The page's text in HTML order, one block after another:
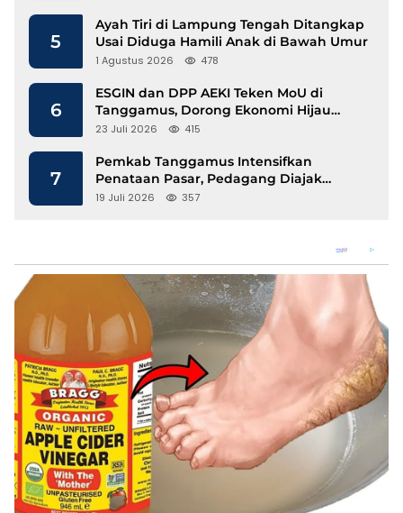
5
Ayah Tiri di Lampung Tengah Ditangkap
Usai Diduga Hamili Anak di Bawah Umur
1 Agustus 2026 478
6
ESGIN dan DPP AEKI Teken MoU di
Tanggamus, Dorong Ekonomi Hijau
Berbasis Kopi dan Perdagangan Karbon
23 Juli 2026 415
7
Pemkab Tanggamus Intensifkan
Penataan Pasar, Pedagang Diajak
Tempati Pasar Modern Talang Padang
19 Juli 2026 357